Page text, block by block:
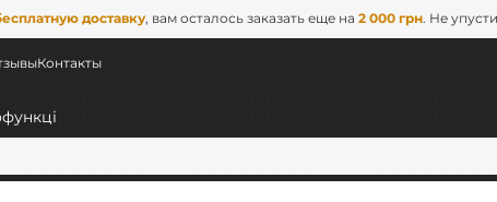
доставку, вам осталось заказать еще на 2 000 грн. Не
Контакты